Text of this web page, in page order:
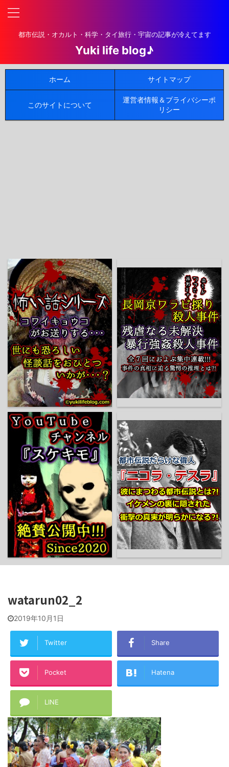
都市伝説・オカルト・科学・タイ旅行・宇宙の記事が冷えてます
Yuki life blog♪
ホーム サイトマップ
このサイトについて
運営者情報＆プライバシーポ
リシー
watarun02_2
2019年10月1日
Twitter Share
Pocket Hatena
LINE